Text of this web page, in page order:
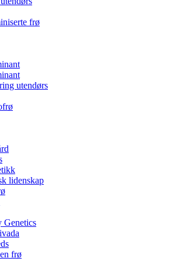
frø
utendørs
lidenskap
Genetics
frø